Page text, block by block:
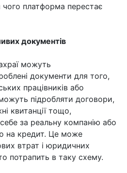
чого платформа перестає
документів
можуть
документи для того,
працівників або
підробляти договори,
квитанції тощо,
за реальну компанію або
на кредит. Це може
втрат і юридичних
потрапить в таку схему.